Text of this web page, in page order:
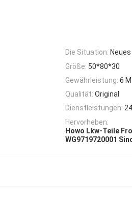
Die Situation: Neues
Größe: 50*80*30
Gewährleistung: 6
Qualität: Original
Dienstleistungen:
Hervorheben:
Howo Lkw-Teile
WG9719720001